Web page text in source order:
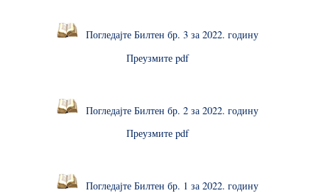
Погледајте Билтен бр. 3 за 2022. годину
Преузмите pdf
Погледајте Билтен бр. 2 за 2022. годину
Преузмите pdf
Погледајте Билтен бр. 1 за 2022. годину